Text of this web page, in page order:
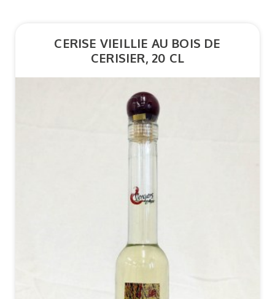
CERISE VIEILLIE AU BOIS DE
CERISIER, 20 CL